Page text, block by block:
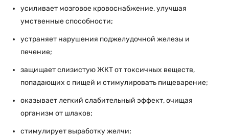
усиливает мозговое кровоснабжение, улучшая
умственные способности;
устраняет нарушения поджелудочной железы и
печение;
защищает слизистую ЖКТ от токсичных веществ,
попадающих с пищей и стимулировать пищеварение;
оказывает легкий слабительный эффект, очищая
организм от шлаков;
стимулирует выработку желчи;